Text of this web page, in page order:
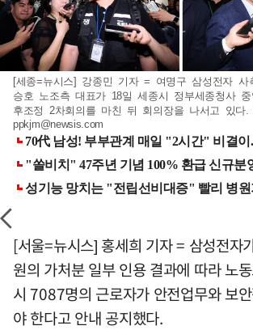
[세종=뉴시스] 강종민 기자 = 여명구 삼성전자 사
승호 노조측 대표가 18일 세종시 정부세종청사
후조정 2차회의를 마친 뒤 회의장을 나서고 있다.
ppkjm@newsis.com
[서울=뉴시스] 홍세희 기자 = 삼성전자
원의 가처분 일부 인용 결과에 따라 노
시 7087명의 근로자가 안전업무와 보
야 한다고 안내 공지했다.